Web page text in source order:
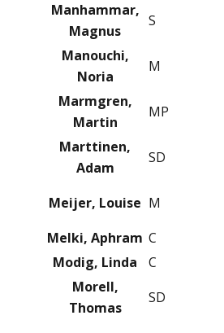
Manhammar,
Magnus
S
Manouchi,
Noria
M
Marmgren,
Martin
MP
Marttinen,
Adam
SD
Meijer, Louise M
Melki, Aphram C
Modig, Linda
C
Morell,
Thomas
SD